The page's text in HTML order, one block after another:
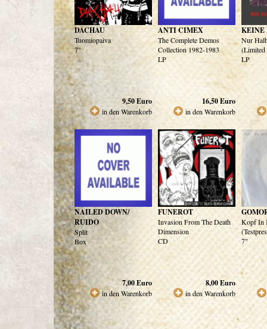
DACHAU
Tuomiopaiva
7"
9,50Euro
in den Warenkorb
ANTI CIMEX
The Complete Demos
Collection 1982-1983
LP
16,50Euro
in den Warenkorb
KEINE
Nur
LP
NAILED DOWN/
RUIDO
Split
Box
7,00Euro
in den Warenkorb
FUNEROT
Invasion From The Death
Dimension
CD
8,00Euro
in den Warenkorb
Kopf In
7"